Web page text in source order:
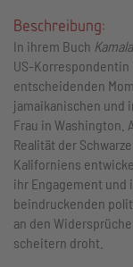
Beschreibung:
In ihrem Buch
US-
entscheidenden
jamaikanischen und
Frau in Washington.
Realität der
Kaliforniens
ihr Engagement und
beindruckenden
an den
scheitern droht.